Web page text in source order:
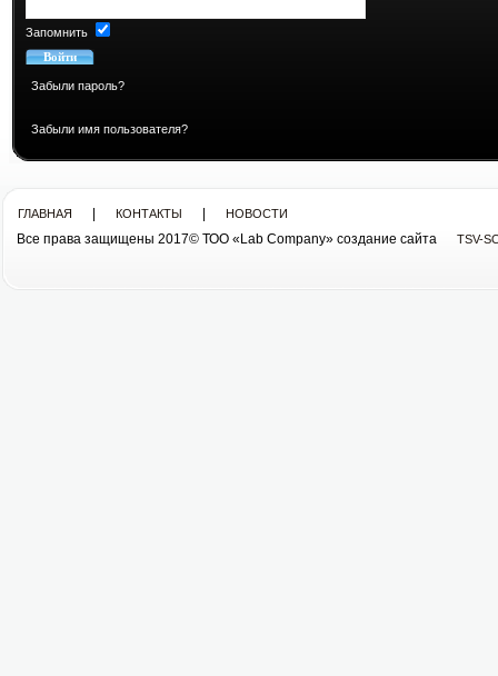
Запомнить
Забыли пароль?
Забыли имя пользователя?
ГЛАВНАЯ КОНТАКТЫ НОВОСТИ
Все права защищены 2017© ТОО «Lab Company» cоздание сайта TSV-